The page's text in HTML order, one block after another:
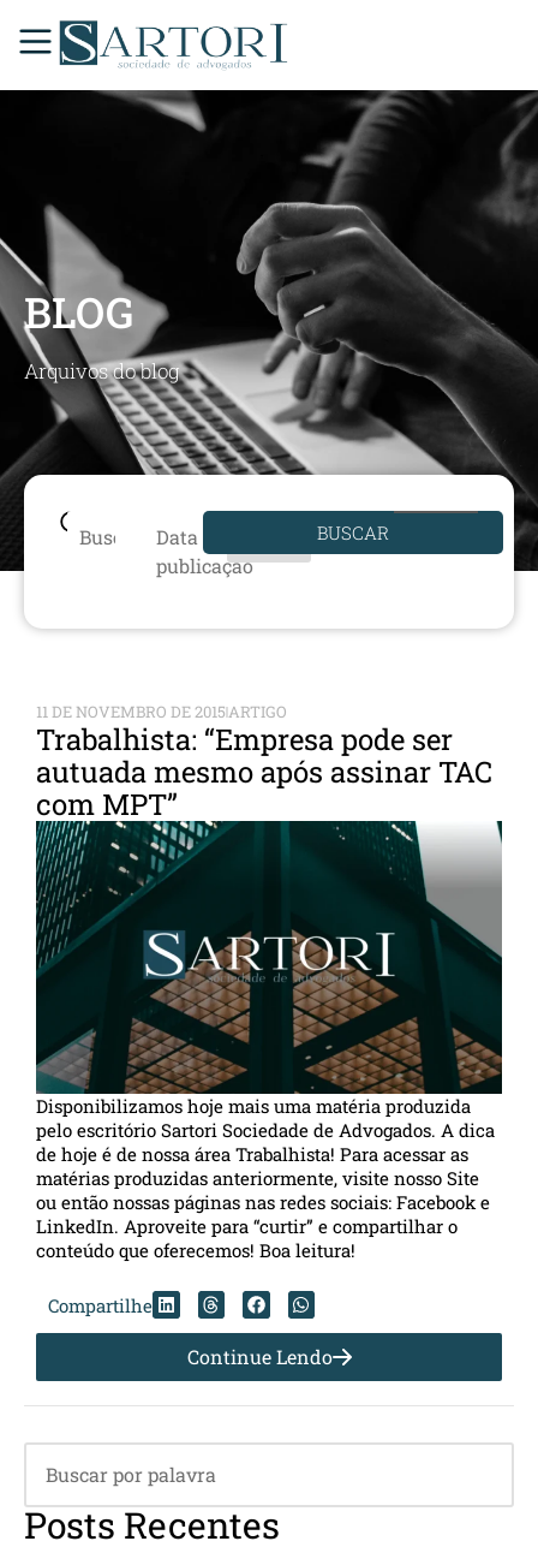
BLOG
Arquivos do blog
Data de
publicação
BUSCAR
11 DE NOVEMBRO DE 2015ARTIGO
Trabalhista: “Empresa pode ser
autuada mesmo após assinar TAC
com MPT”
Disponibilizamos hoje mais uma matéria produzida
pelo escritório Sartori Sociedade de Advogados. A dica
de hoje é de nossa área Trabalhista! Para acessar as
matérias produzidas anteriormente, visite nosso Site
ou então nossas páginas nas redes sociais: Facebook e
LinkedIn. Aproveite para “curtir” e compartilhar o
conteúdo que oferecemos! Boa leitura!
Compartilhe
Continue Lendo
Posts Recentes